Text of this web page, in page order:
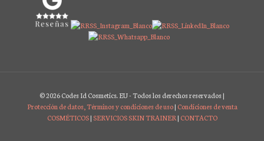
© 2026 Codes Id Cosmetics. EU - Todos los derechos reservados |
Protección de datos, Términos y condiciones de uso| Condiciones de venta
COSMÉTICOS| SERVICIOS SKIN TRAINER | CONTACTO